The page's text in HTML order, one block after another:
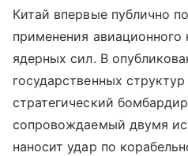
Китай впервые публично
применения авиационного
ядерных сил. В
государственных
стратегический
сопровождаемый двумя
наносит удар по